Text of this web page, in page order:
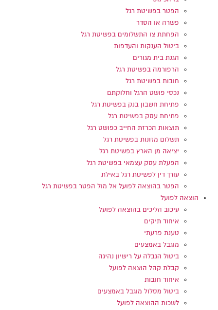
הפטר בפשיטת רגל
פשרה או הסדר
הפחתת צו התשלומים בפשיטת רגל
ביטול הענקות והעדפות
הגנת בית מגורים
הרפורמה בפשיטת רגל
חובות בפשיטת רגל
נכסי פושט הרגל וחלוקתם
פתיחת חשבון בנק בפשיטת רגל
פתיחת עסק בפשיטת רגל
תוצאות הכרזת החייב כפושט רגל
תשלום מזונות בפשיטת רגל
יציאה מן הארץ בפשיטת רגל
הפעלת עסק עצמאי בפשיטת רגל
עורך דין לפשיטת רגל באילת
הפטר בהוצאה לפועל אל מול הפטר בפשיטת רגל
הוצאה לפועל
עיכוב הליכים בהוצאה לפועל
איחוד תיקים
טענת פרעתי
מוגבל באמצעים
ביטול הגבלה על רישיון נהיגה
קבלת קהל הוצאה לפועל
איחוד חובות
ביטול מסלול מוגבל באמצעים
לשכות ההוצאה לפועל